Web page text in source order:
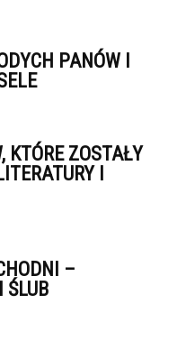
PANÓW I
KTÓRE ZOSTAŁY
I
–
ŚLUB